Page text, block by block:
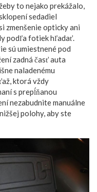
to nejako prekážalo,
sedadiel
zmenšenie opticky ani
podľa fotiek hľadať.
sú umiestnené pod
zadná časť auta
naladenému
ktorá vždy
s prepĺňanou
nezabudnite manuálne
polohy, aby ste